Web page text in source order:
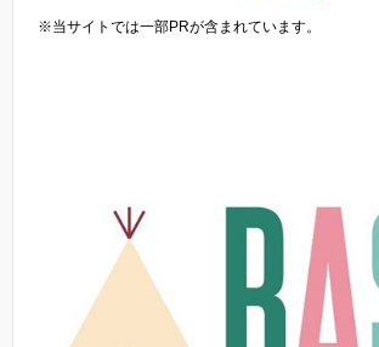
※当サイトでは一部PRが含まれています。